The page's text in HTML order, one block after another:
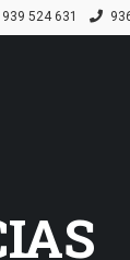
939 524 631